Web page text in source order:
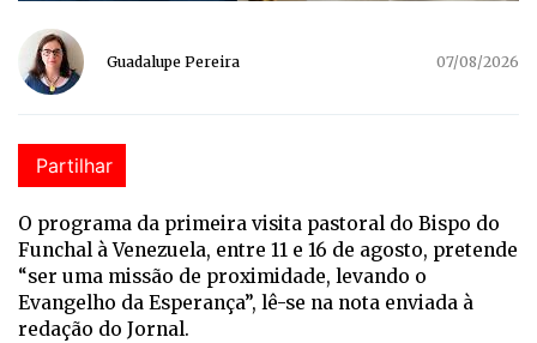
Guadalupe Pereira 07/08/2026
Partilhar
O programa da primeira visita pastoral do Bispo do
Funchal à Venezuela, entre 11 e 16 de agosto, pretende
“ser uma missão de proximidade, levando o
Evangelho da Esperança”, lê-se na nota enviada à
redação do Jornal.